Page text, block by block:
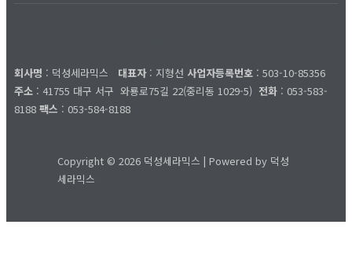
회사명 : 덕성세라믹스 대표자: 지형선 사업자등록번호 : 503-10-85356
주소 : 41755 대구 서구 와룡로75길 22(중리동 1029-5) 전화 : 053-583-
8188 팩스 : 053-584-8188
Copyright © 2026 덕성세라믹스 | Powered by 덕성
세라믹스